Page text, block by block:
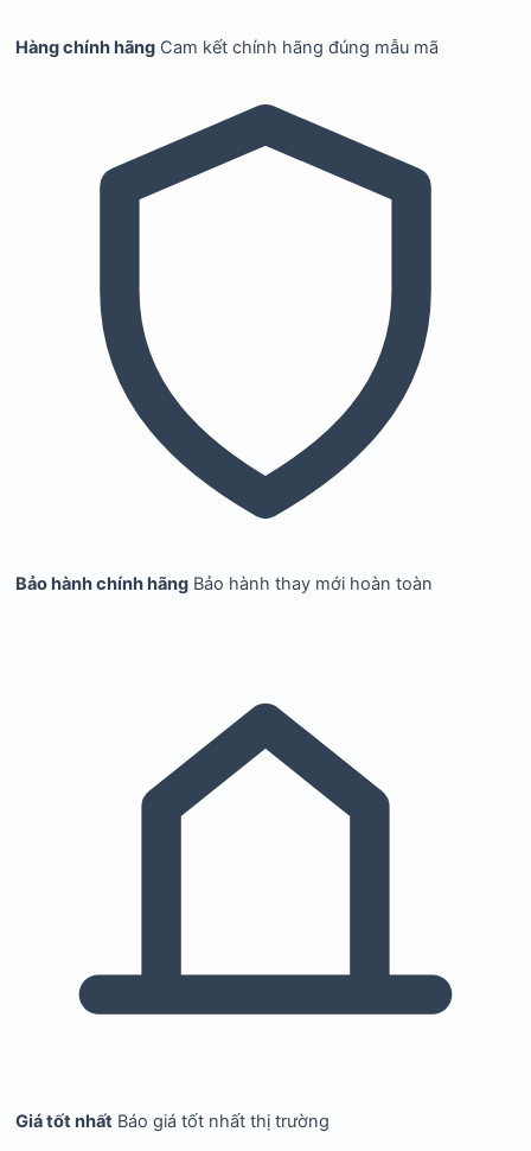
Hàng chính hãng Cam kết chính hãng đúng mẫu mã
Bảo hành chính hãng Bảo hành thay mới hoàn toàn
Giá tốt nhất Báo giá tốt nhất thị trường